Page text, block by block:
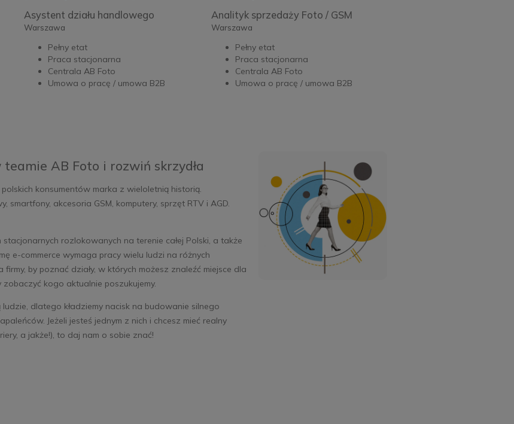
Asystent działu handlowego
Warszawa
Pełny etat
Praca stacjonarna
Centrala AB Foto
Umowa o pracę / umowa B2B
Analityk sprzedaży Foto / GSM
Warszawa
Pełny etat
Praca stacjonarna
Centrala AB Foto
Umowa o pracę / umowa B2B
AB Foto i rozwiń skrzydła
konsumentów marka z wieloletnią historią.
akcesoria GSM, komputery, sprzęt RTV i AGD.
rozlokowanych na terenie całej Polski, a także
e-commerce wymaga pracy wielu ludzi na różnych
by poznać działy, w których możesz znaleźć miejsce dla
kogo aktualnie poszukujemy.
dlatego kładziemy nacisk na budowanie silnego
Jeżeli jesteś jednym z nich i chcesz mieć realny
a jakże!), to daj nam o sobie znać!